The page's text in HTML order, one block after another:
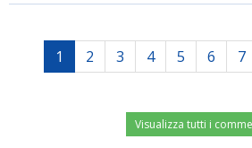
1 2 3 4 5 6 7
Visualizza tutti i